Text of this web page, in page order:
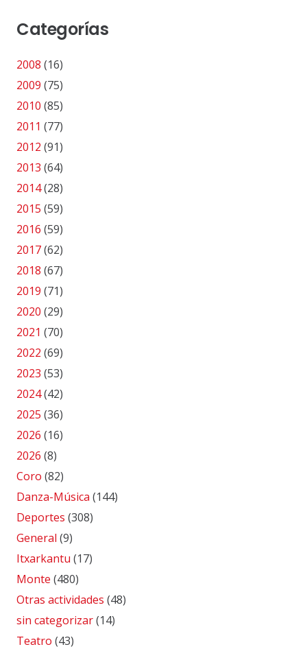
Categorías
2008 (16)
2009 (75)
2010 (85)
2011 (77)
2012 (91)
2013 (64)
2014(28)
2015 (59)
2016 (59)
2017(62)
2018 (67)
2019 (71)
2020 (29)
2021 (70)
2022 (69)
2023 (53)
2024(42)
2025 (36)
2026 (16)
2026 (8)
Coro (82)
Danza-Música (144)
Deportes (308)
General (9)
Itxarkantu (17)
Monte (480)
Otras actividades (48)
sin categorizar(14)
Teatro (43)